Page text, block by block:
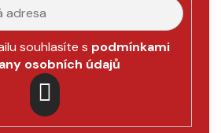
souhlasíte s podmínkami
osobních údajů
PŘIHLÁSIT